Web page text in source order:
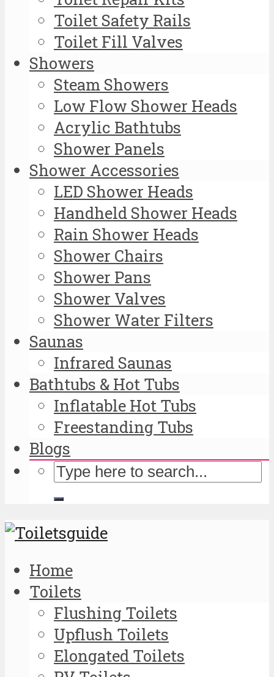
Toilet Safety Rails
Toilet Fill Valves
Showers
Steam Showers
Low Flow Shower Heads
Acrylic Bathtubs
Shower Panels
Shower Accessories
LED Shower Heads
Handheld Shower Heads
Rain Shower Heads
Shower Chairs
Shower Pans
Shower Valves
Shower Water Filters
Saunas
Infrared Saunas
Bathtubs & Hot Tubs
Inflatable Hot Tubs
Freestanding Tubs
Blogs
Home
Toilets
Flushing Toilets
Upflush Toilets
Elongated Toilets